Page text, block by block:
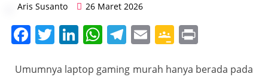
Aris Susanto 26 Maret 2026
F T Li W T E G
Umumnya laptop gaming murah hanya berada pada